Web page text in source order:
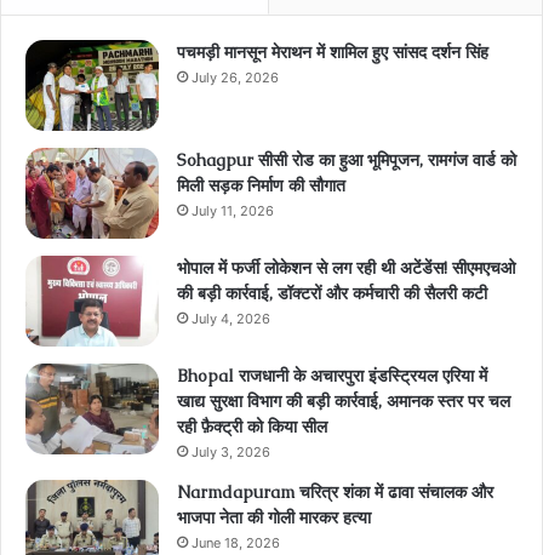
पचमड़ी मानसून मेराथन में शामिल हुए सांसद दर्शन सिंह
July 26, 2026
Sohagpur सीसी रोड का हुआ भूमिपूजन, रामगंज वार्ड को
मिली सड़क निर्माण की सौगात
July 11, 2026
भोपाल में फर्जी लोकेशन से लग रही थी अटेंडेंस! सीएमएचओ
की बड़ी कार्रवाई, डॉक्टरों और कर्मचारी की सैलरी कटी
July 4, 2026
Bhopal राजधानी के अचारपुरा इंडस्ट्रियल एरिया में
खाद्य सुरक्षा विभाग की बड़ी कार्रवाई, अमानक स्तर पर चल
रही फ़ैक्ट्री को किया सील
July 3, 2026
Narmdapuram चरित्र शंका में ढावा संचालक और
भाजपा नेता की गोली मारकर हत्या
June 18, 2026